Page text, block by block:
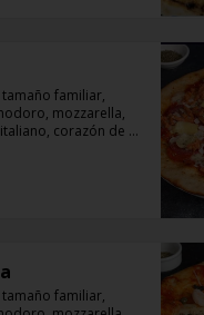
tamaño familiar,
mozzarella,
corazón de
tamaño familiar,